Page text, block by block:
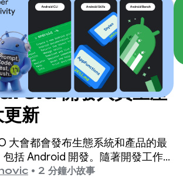
開發人員生產
新
大會都會發布生態系統和產品的最
括 Android 開發。隨著開發工作轉
工具，我們擴大了產品陣容，無論
• 2 分鐘小故事